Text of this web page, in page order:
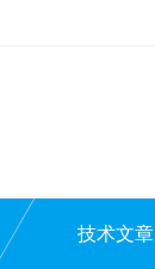
技术文章